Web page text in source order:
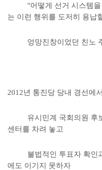
"어떻게 선거 시스템을
는 이런 행위를 도저히 용납
엉망진창이었던 친노 주
2012년 통진당 당내 경선에
유시민계 국회의원 후보
센터를 차려 놓고
불법적인 투표자 확인과
에도 이기지 못하자